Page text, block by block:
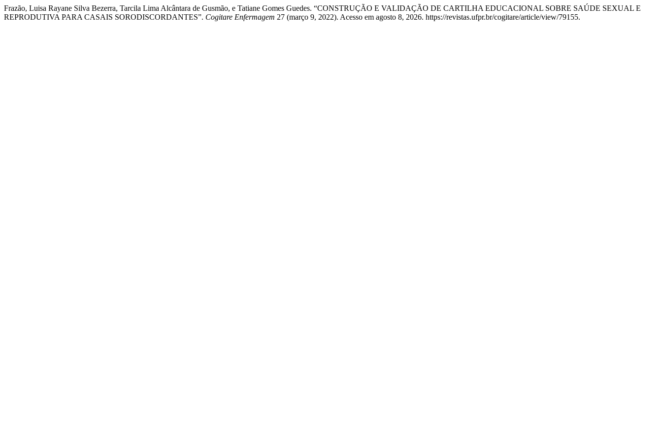
Frazão, Luisa Rayane Silva Bezerra, Tarcila Lima Alcântara de Gusmão, e Tatiane Gomes Guedes. “CONSTRUÇÃO E VALIDAÇÃO DE CARTILHA EDUCACIONAL SOBRE SAÚDE SEXUAL E
REPRODUTIVA PARA CASAIS SORODISCORDANTES”. Cogitare Enfermagem 27 (março 9, 2022). Acesso em agosto 8, 2026. https://revistas.ufpr.br/cogitare/article/view/79155.